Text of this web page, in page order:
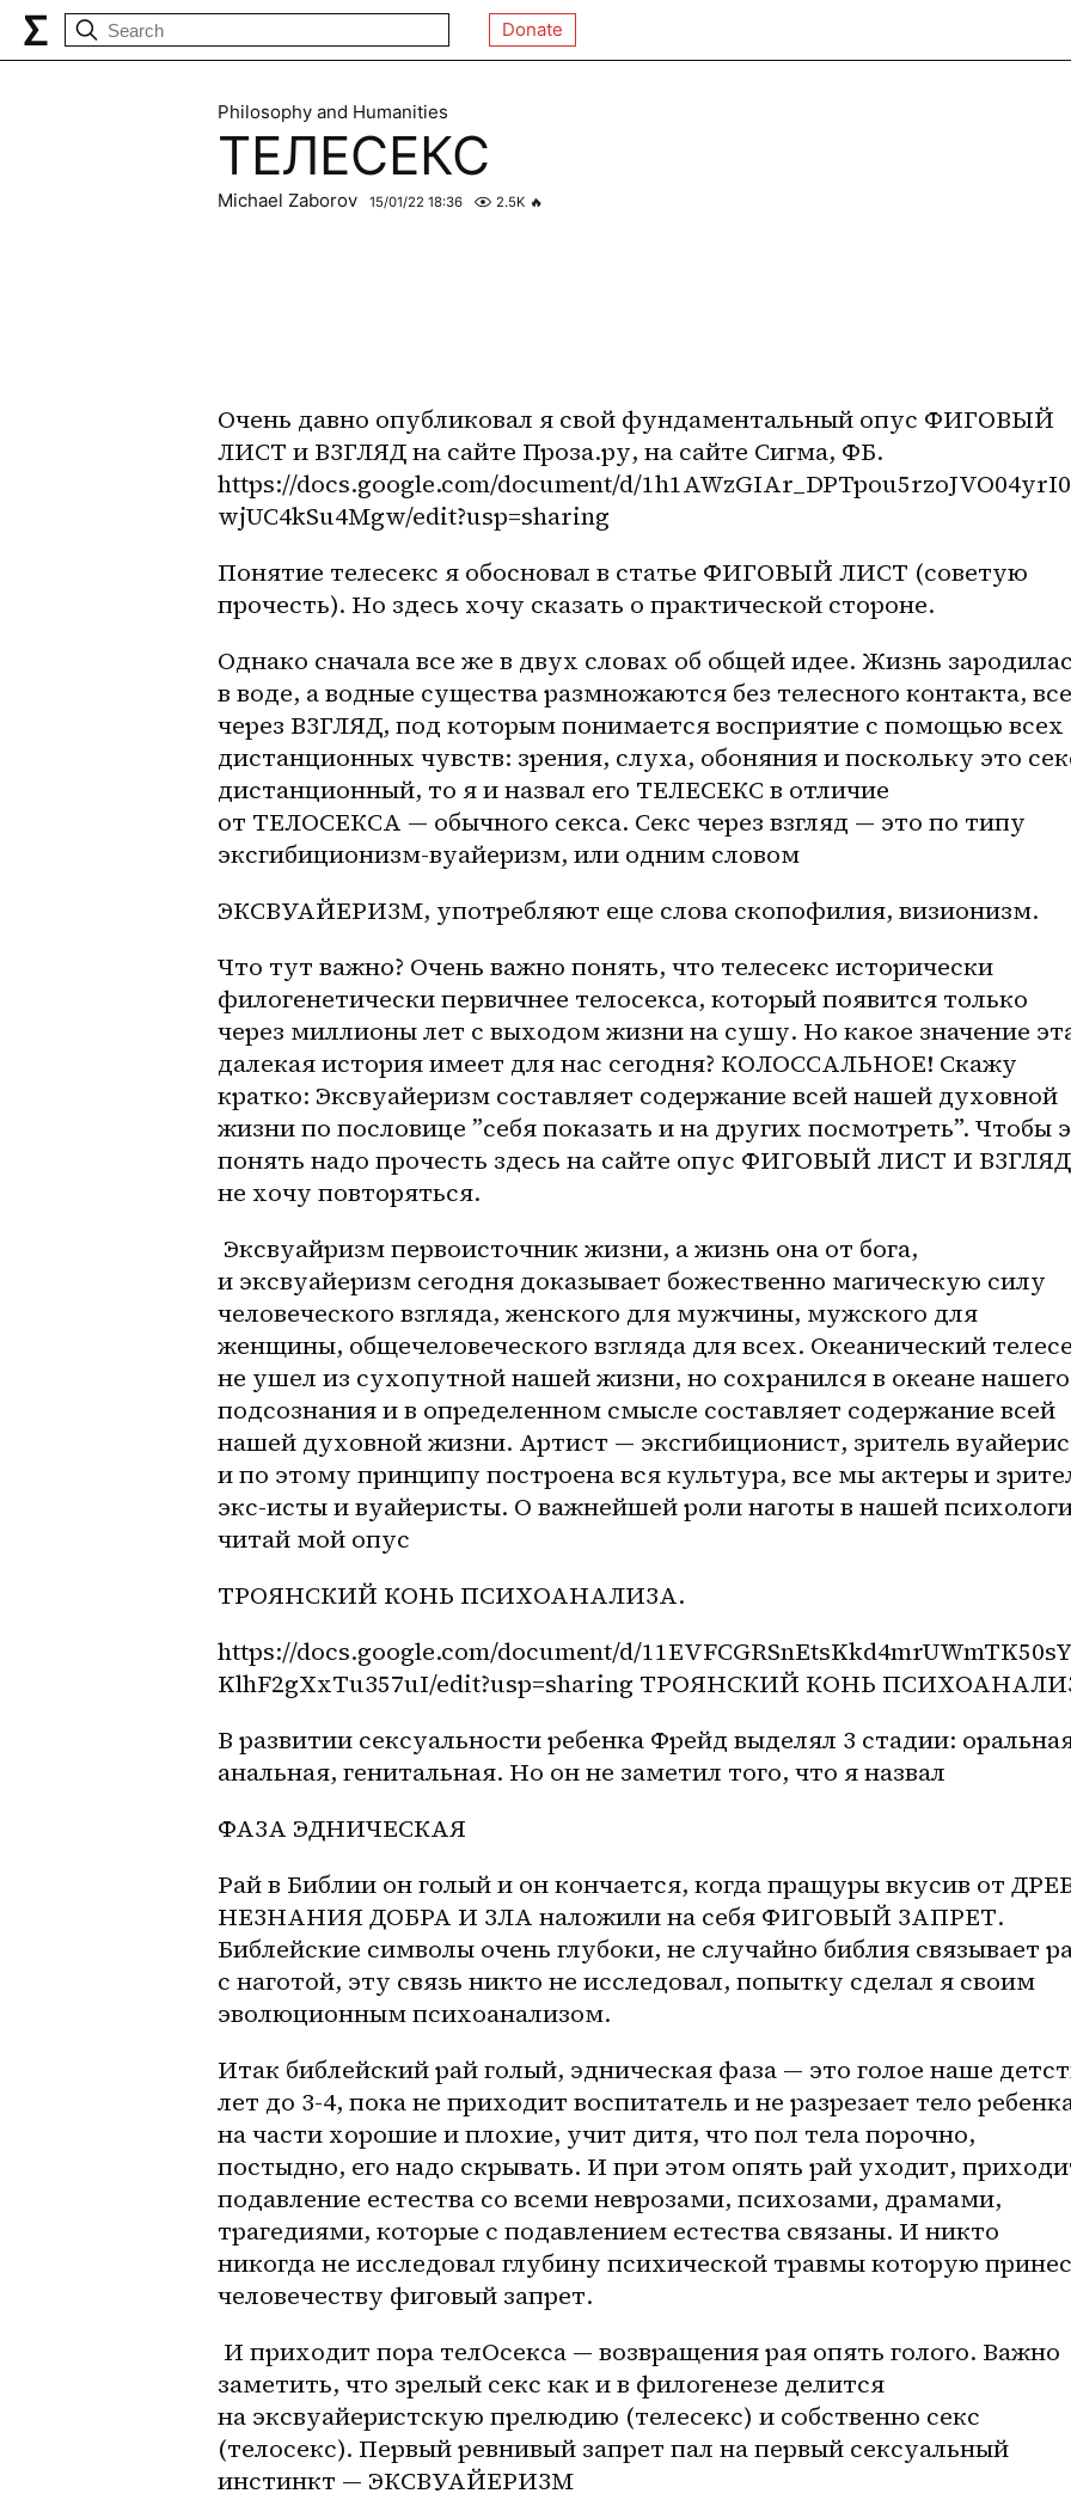
Donate
Philosophy and Humanities
ТЕЛЕСЕКС
Michael Zaborov 15/01/22 18:36 2.5K 🔥
Очень давно опубликовал я свой фундаментальный опус ФИГОВЫЙ
ЛИСТ и ВЗГЛЯД на сайте Проза.ру, на сайте Сигма, ФБ.
https://docs.google.com/document/d/
wjUC4kSu4Mgw/edit?usp=sharing
Понятие телесекс я обосновал в статье ФИГОВЫЙ ЛИСТ (советую
прочесть). Но здесь хочу сказать о практической стороне.
Однако сначала все же в двух словах об общей идее. Жизнь
в воде, а водные существа размножаются без телесного контакта, все
через ВЗГЛЯД, под которым понимается восприятие с помощью всех
дистанционных чувств: зрения, слуха, обоняния и поскольку это
дистанционный, то я и назвал его ТЕЛЕСЕКС в отличие
от ТЕЛОСЕКСА — обычного секса. Секс через взгляд — это по типу
эксгибиционизм-вуайеризм, или одним словом
ЭКСВУАЙЕРИЗМ, употребляют еще слова скопофилия, визионизм.
Что тут важно? Очень важно понять, что телесекс исторически
филогенетически первичнее телосекса, который появится только
через миллионы лет с выходом жизни на сушу. Но какое значение
далекая история имеет для нас сегодня? КОЛОССАЛЬНОЕ! Скажу
кратко: Эксвуайеризм составляет содержание всей нашей духовной
жизни по пословице ”себя показать и на других посмотреть”. Чтобы
понять надо прочесть здесь на сайте опус ФИГОВЫЙ ЛИСТ И
не хочу повторяться.
и эксвуайеризм сегодня доказывает божественно магическую силу
человеческого взгляда, женского для мужчины, мужского для
женщины, общечеловеческого взгляда для всех. Океанический
не ушел из сухопутной нашей жизни, но сохранился в океане нашего
подсознания и в определенном смысле составляет содержание всей
нашей духовной жизни. Артист — эксгибиционист, зритель
и по этому принципу построена вся культура, все мы актеры и
экс-исты и вуайеристы. О важнейшей роли наготы в нашей
читай мой опус
ТРОЯНСКИЙ КОНЬ ПСИХОАНАЛИЗА.
https://docs.google.com/document/d/
KlhF2gXxTu357uI/edit?usp=sharing ТРОЯНСКИЙ КОНЬ
В развитии сексуальности ребенка Фрейд выделял 3 стадии:
анальная, генитальная. Но он не заметил того, что я назвал
ФАЗА ЭДНИЧЕСКАЯ
Рай в Библии он голый и он кончается, когда пращуры вкусив от
НЕЗНАНИЯ ДОБРА И ЗЛА наложили на себя ФИГОВЫЙ ЗАПРЕТ.
Библейские символы очень глубоки, не случайно библия связывает
с наготой, эту связь никто не исследовал, попытку сделал я своим
эволюционным психоанализом.
Итак библейский рай голый, эдническая фаза — это голое наше
лет до 3-4, пока не приходит воспитатель и не разрезает тело
на части хорошие и плохие, учит дитя, что пол тела порочно,
постыдно, его надо скрывать. И при этом опять рай уходит,
подавление естества со всеми неврозами, психозами, драмами,
трагедиями, которые с подавлением естества связаны. И никто
никогда не исследовал глубину психической травмы которую принес
человечеству фиговый запрет.
заметить, что зрелый секс как и в филогенезе делится
на эксвуайеристскую прелюдию (телесекс) и собственно секс
(телосекс). Первый ревнивый запрет пал на первый сексуальный
инстинкт — ЭКСВУАЙЕРИЗМ